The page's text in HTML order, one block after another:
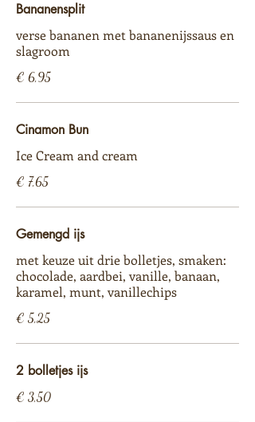
Bananensplit
verse bananen met bananenijssaus en
slagroom
€ 6,95
Cinamon Bun
Ice Cream and cream
€ 7,65
Gemengd ijs
met keuze uit drie bolletjes, smaken:
chocolade, aardbei, vanille, banaan,
karamel, munt, vanillechips
€ 5,25
2 bolletjes ijs
€ 3,50